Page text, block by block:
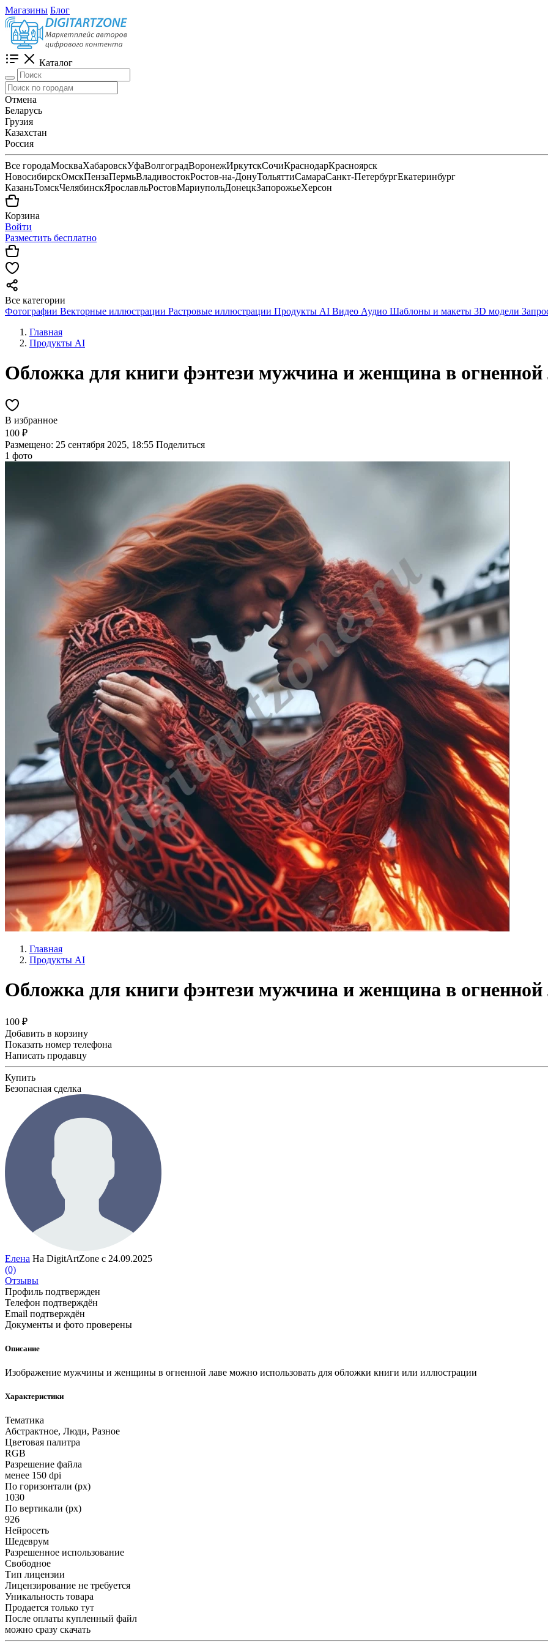
Магазины Блог
Каталог
Отмена
Беларусь
Грузия
Казахстан
Россия
Все городаМоскваХабаровскУфаВолгоградВоронежИркутскСочиКраснодарКрасноярск
НовосибирскОмскПензаПермьВладивостокРостов-на-ДонуТольяттиСамараСанкт-ПетербургЕкатеринбург
КазаньТомскЧелябинскЯрославльРостовМариупольДонецкЗапорожьеХерсон
Корзина
Войти
Разместить бесплатно
Все категории
Фотографии Векторные иллюстрации Растровые иллюстрации Продукты AI Видео Аудио Шаблоны и макеты 3D модели
Главная
Продукты AI
Обложка для книги фэнтези мужчина и женщина в огненной
В избранное
100 ₽
Размещено: 25 сентября 2025, 18:55 Поделиться
1 фото
Главная
Продукты AI
Обложка для книги фэнтези мужчина и женщина в огненной
100 ₽
Добавить в корзину
Показать номер телефона
Написать продавцу
Купить
Безопасная сделка
Елена На DigitArtZone с 24.09.2025
(0)
Отзывы
Профиль подтвержден
Телефон подтверждён
Email подтверждён
Документы и фото проверены
Описание
Изображение мужчины и женщины в огненной лаве можно использовать для обложки книги или иллюстрации
Характеристики
Тематика
Абстрактное, Люди, Разное
Цветовая палитра
RGB
Разрешение файла
менее 150 dpi
По горизонтали (px)
1030
По вертикали (px)
926
Нейросеть
Шедеврум
Разрешенное использование
Свободное
Тип лицензии
Лицензирование не требуется
Уникальность товара
Продается только тут
После оплаты купленный файл
можно сразу скачать